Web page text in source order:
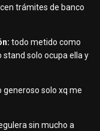
trámites de banco
todo metido como
stand solo ocupa ella y
generoso solo xq me
sin mucho a